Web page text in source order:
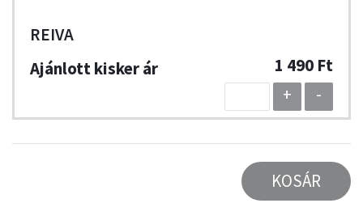
REIVA
1 490 Ft
+
-
KOSÁR